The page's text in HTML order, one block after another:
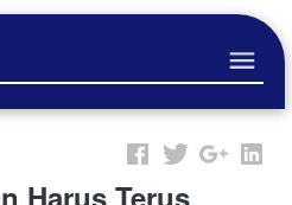
Harus Terus